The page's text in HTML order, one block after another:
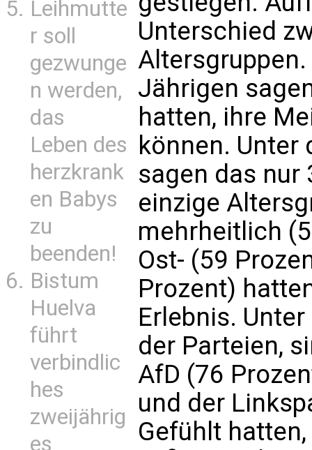
Leihmutte
r soll
gezwunge
n werden,
das
Leben des
herzkrank
en Babys
zu
beenden!
Bistum
Huelva
führt
verbindlic
hes
zweijährig
es
Unterschied
Jährigen
hatten, ihre
können. Unter
sagen das nur
einzige
mehrheitlich
Ost- (59
Prozent)
Erlebnis.
der Parteien,
AfD (76
und der
Gefühlt